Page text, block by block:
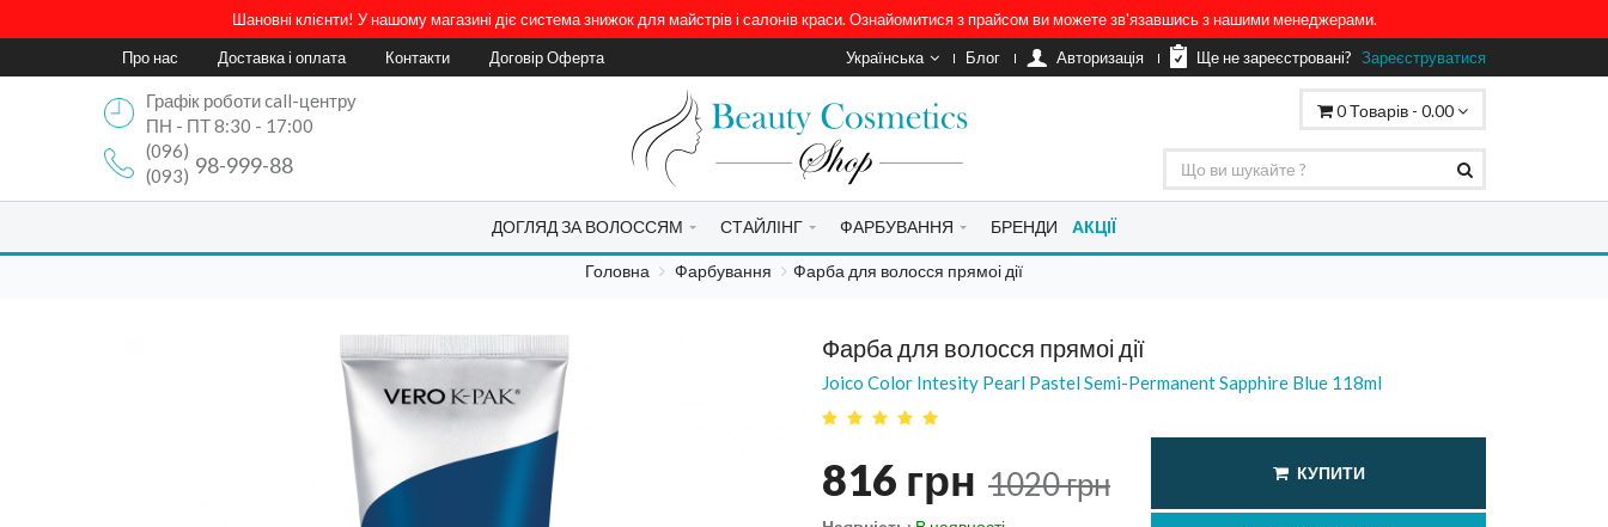
Шановні клієнти! У нашому магазині діє система знижок для майстрів і салонів краси. Ознайомитися з прайсом ви можете зв'язавшись з нашими менеджерами.
Про нас
Доставка і оплата Контакти Договір Оферта Українська Блог Aвторизація Ще не зареєстровані? Зареєструватися
Графік роботи call-центру
ПН - ПТ 8:30 - 17:00
(096)
98-999-88
(093)
0Товарів - 0.00
ДОГЛЯД ЗА ВОЛОССЯМ СТАЙЛІНГ ФАРБУВАННЯ БРЕНДИ АКЦІЇ
Головна Фарбування Фарба для волосся прямоі дії
Фарба для волосся прямоі дії
Joico Color Intesity Pearl Pastel Semi-Permanent Sapphire Blue 118ml
816 грн 1020грн КУПИТИ